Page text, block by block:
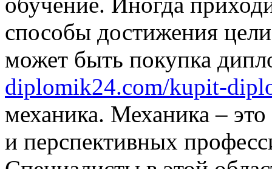
способы достижения
может быть покупка
diplomik24.com/kupit-
механика. Механика –
и перспективных